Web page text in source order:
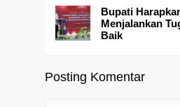
Bupati
Menjalankan
Baik
Posting Komentar